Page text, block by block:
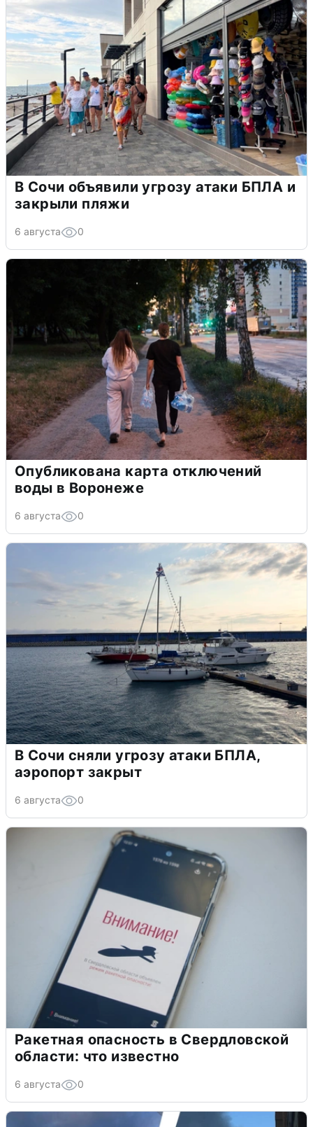
В Сочи объявили угрозу атаки БПЛА и
закрыли пляжи
6 августа 0
Опубликована карта отключений
воды в Воронеже
6 августа 0
В Сочи сняли угрозу атаки БПЛА,
аэропорт закрыт
6 августа 0
Ракетная опасность в Свердловской
области: что известно
6 августа 0